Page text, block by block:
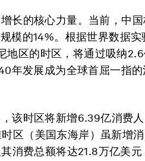
长的核心力量。当前，中
模的14%。根据世界数据实
地区的时区，将通过吸纳
年发展成为全球首屈一指的
该时区将新增6.39亿消费人
区（美国东海岸）虽新增
消费总额将达21.8万亿美元